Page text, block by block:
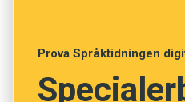
Rutten
Fräck
Prova Språktidningen